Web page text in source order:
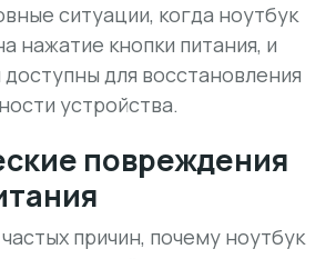
ситуации, когда ноутбук
нажатие кнопки питания, и
для восстановления
устройства.
повреждения
причин, почему ноутбук